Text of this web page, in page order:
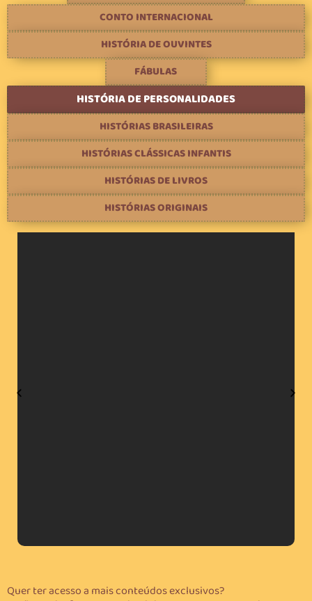
CONTO INTERNACIONAL
HISTÓRIA DE OUVINTES
FÁBULAS
HISTÓRIA DE PERSONALIDADES
HISTÓRIAS BRASILEIRAS
HISTÓRIAS CLÁSSICAS INFANTIS
HISTÓRIAS DE LIVROS
HISTÓRIAS ORIGINAIS
Quer ter acesso a mais conteúdos exclusivos?